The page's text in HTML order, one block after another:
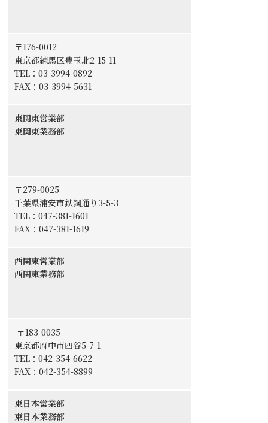
〒176-0012
東京都練馬区豊玉北2-15-11
TEL：03-3994-0892
FAX：03-3994-5631
東関東営業部
東関東業務部
〒279-0025
千葉県浦安市鉄鋼通り3-5-3
TEL：047-381-1601
FAX：047-381-1619
西関東営業部
西関東業務部
〒183-0035
東京都府中市四谷5-7-1
TEL：042-354-6622
FAX：042-354-8899
東日本営業部
東日本業務部